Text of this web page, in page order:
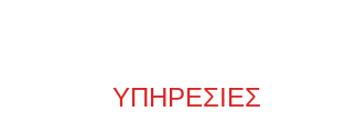
ΥΠΗΡΕΣΙΕΣ